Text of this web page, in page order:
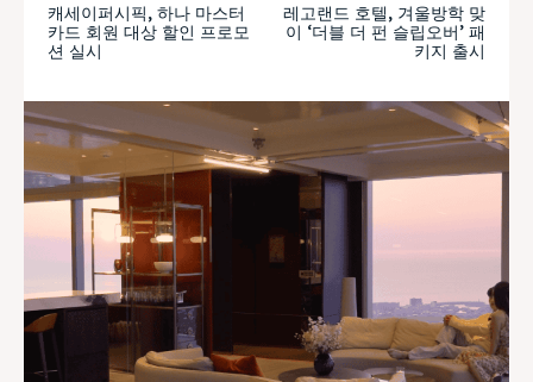
캐세이퍼시픽, 하나 마스터
카드 회원 대상 할인 프로모
션 실시
레고랜드 호텔, 겨울방학 맞
이 ‘더블 더 펀 슬립오버’ 패
키지 출시